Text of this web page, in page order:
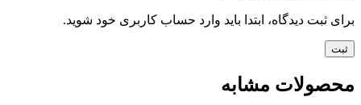
برای ثبت دیدگاه، ابتدا باید وارد حساب کاربری خود شوید.
محصولات مشابه